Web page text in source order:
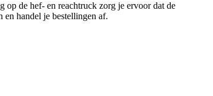
op de hef- en reachtruck zorg je ervoor dat de
en handel je bestellingen af.